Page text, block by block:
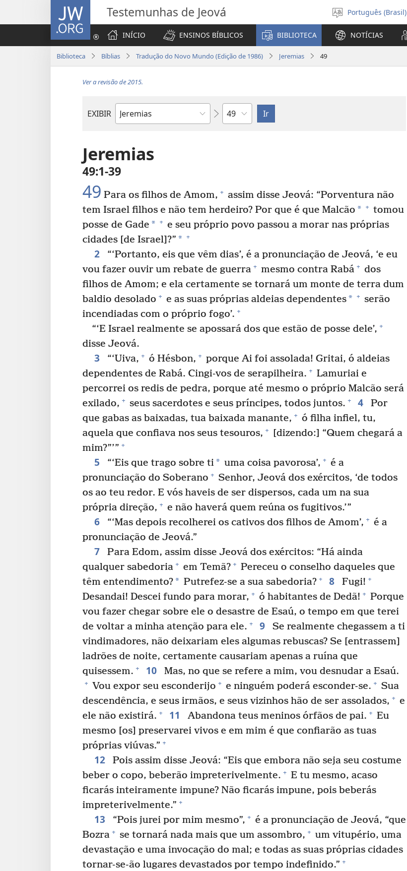
JW.ORG Testemunhas de Jeová
Selecione
o
idioma
Português (Brasil)
INÍCIO
ENSINOS BÍBLICOS BIBLIOTECA NOTÍCIAS
Biblioteca Bíblias Tradução do Novo Mundo (Edição de 1986) Jeremias 49
Ver a revisão de 2015.
EXIBIR
Livro
Capítulo
Jeremias
49:1-39
49 Para os filhos de Amom, + assim disse Jeová: “Porventura não
tem Israel filhos e não tem herdeiro? Por que é que Malcão * + tomou
posse de Gade * + e seu próprio povo passou a morar nas próprias
cidades [de Israel]?” * +
2
“‘Portanto, eis que vêm dias’, é a pronunciação de Jeová, ‘e eu
vou fazer ouvir um rebate de guerra + mesmo contra Rabá + dos
filhos de Amom; e ela certamente se tornará um monte de terra dum
baldio desolado + e as suas próprias aldeias dependentes* + serão
incendiadas com o próprio fogo’. +
“‘E Israel realmente se apossará dos que estão de posse dele’, +
disse Jeová.
3 “‘Uiva, + ó Hésbon, + porque Ai foi assolada! Gritai, ó aldeias
dependentes de Rabá. Cingi-vos de serapilheira. + Lamuriai e
percorrei os redis de pedra, porque até mesmo o próprio Malcão será
exilado, + seus sacerdotes e seus príncipes, todos juntos. + 4
Por
que gabas as baixadas, tua baixada manante, + ó filha infiel, tu,
aquela que confiava nos seus tesouros, +
[dizendo:] “Quem chegará a
mim?”’” +
5 “‘Eis que trago sobre ti* uma coisa pavorosa’, + é a
pronunciação do Soberano + Senhor, Jeová dos exércitos, ‘de todos
os ao teu redor. E vós haveis de ser dispersos, cada um na sua
própria direção, + e não haverá quem reúna os fugitivos.’”
6 “‘Mas depois recolherei os cativos dos filhos de Amom’, + é a
pronunciação de Jeová.”
7
Para Edom, assim disse Jeová dos exércitos: “Há ainda
qualquer sabedoria + em Temã? + Pereceu o conselho daqueles que
têm entendimento?* Putrefez-se a sua sabedoria? + 8 Fugi! +
Desandai! Descei fundo para morar, + ó habitantes de Dedã! + Porque
vou fazer chegar sobre ele o desastre de Esaú, o tempo em que terei
de voltar a minha atenção para ele. + 9
Se realmente chegassem a ti
vindimadores, não deixariam eles algumas rebuscas? Se [entrassem]
ladrões de noite, certamente causariam apenas a ruína que
quisessem. + 10 Mas, no que se refere a mim, vou desnudar a Esaú.
+ Vou expor seu esconderijo + e ninguém poderá esconder-se. + Sua
descendência, e seus irmãos, e seus vizinhos hão de ser assolados, + e
ele não existirá. + 11 Abandona teus meninos órfãos de pai. + Eu
mesmo [os] preservarei vivos e em mim é que confiarão as tuas
próprias viúvas.” +
12
Pois assim disse Jeová: “Eis que embora não seja seu costume
beber o copo, beberão impreterivelmente. + E tu mesmo, acaso
ficarás inteiramente impune? Não ficarás impune, pois beberás
impreterivelmente.” +
13 “Pois jurei por mim mesmo”, + é a pronunciação de Jeová, “que
Bozra + se tornará nada mais que um assombro, + um vitupério, uma
devastação e uma invocação do mal; e todas as suas próprias cidades
tornar-se-ão lugares devastados por tempo indefinido.” +